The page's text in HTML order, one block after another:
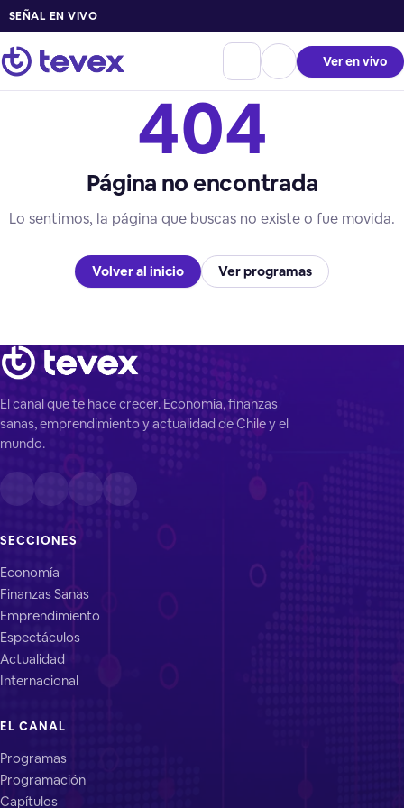
SEÑAL EN VIVO
Ver en vivo
404
Página no encontrada
Lo sentimos, la página que buscas no existe o fue movida.
Volver al inicio Ver programas
El canal que te hace crecer. Economía, finanzas
sanas, emprendimiento y actualidad de Chile y el
mundo.
SECCIONES
Economía
Finanzas Sanas
Emprendimiento
Espectáculos
Actualidad
Internacional
EL CANAL
Programas
Programación
Capítulos